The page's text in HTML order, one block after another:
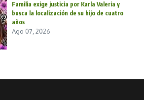
Familia exige justicia por Karla Valeria y
busca la localización de su hijo de cuatro
años
Ago 07, 2026